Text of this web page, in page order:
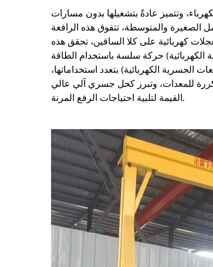
وتتميز عادةً بتشغيلها بدون مسارات
الصغيرة والمتوسطة، تتفوق هذه الرافعة
كهربائية على كلا الساقين، تحقق هذه
الكهربائية) حركة سلسة باستخدام الطاقة
الجسرية الكهربائية) بتعدد استخداماتها،
للمعدات، وتبرز كحل جسري آلي عالي
القيمة لتلبية احتياجات الرفع المرنة.